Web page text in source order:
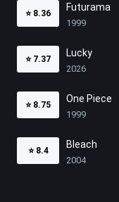
⭐ 8.36
Futurama
1999
⭐ 7.37
Lucky
2026
⭐ 8.75
One Piece
1999
⭐ 8.4
Bleach
2004